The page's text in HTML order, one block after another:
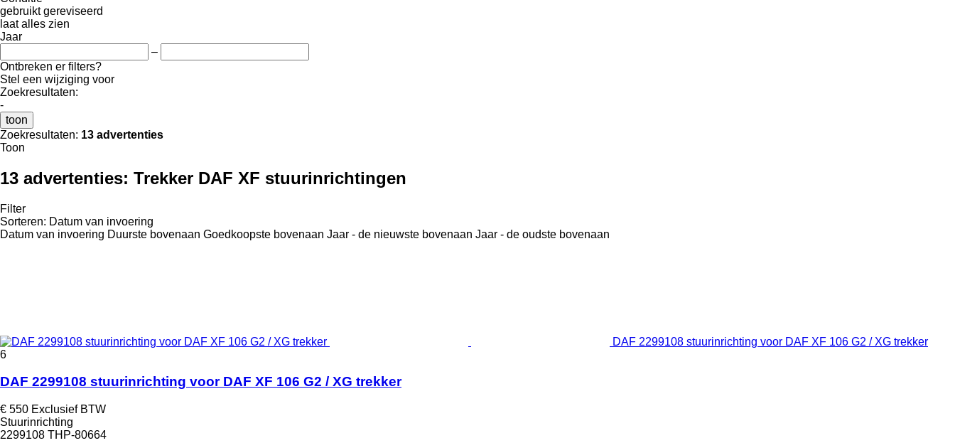
gebruikt gereviseerd
laat alles zien
Jaar
–
Ontbreken er filters?
Stel een wijziging voor
Zoekresultaten:
-
toon
Zoekresultaten: 13 advertenties
Toon
13 advertenties: Trekker DAF XF stuurinrichtingen
Filter
Sorteren: Datum van invoering
Datum van invoering Duurste bovenaan Goedkoopste bovenaan Jaar - de nieuwste bovenaan Jaar - de oudste bovenaan
DAF 2299108 stuurinrichting voor DAF XF 106 G2 / XG trekker
6
DAF 2299108 stuurinrichting voor DAF XF 106 G2 / XG trekker
€ 550 Exclusief BTW
Stuurinrichting
2299108 THP-80664